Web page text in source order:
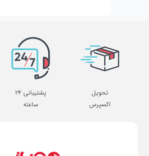
تحویل
اکسپرس
پشتیبانی 24
ساعته